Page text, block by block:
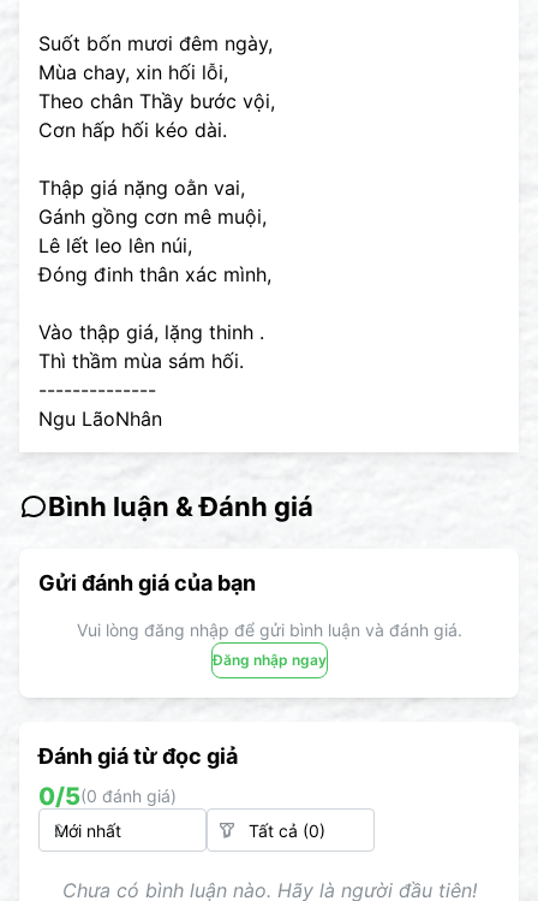
Suốt bốn mươi đêm ngày,
Mùa chay, xin hối lỗi,
Theo chân Thầy bước vội,
Cơn hấp hối kéo dài.
Thập giá nặng oằn vai,
Gánh gồng cơn mê muội,
Lê lết leo lên núi,
Đóng đinh thân xác mình,
Vào thập giá, lặng thinh .
Thì thầm mùa sám hối.
--------------
Ngu LãoNhân
Bình luận & Đánh giá
Gửi đánh giá của bạn
Vui lòng đăng nhập để gửi bình luận và đánh giá.
Đăng nhập ngay
Đánh giá từ đọc giả
0/5(0 đánh giá)
Chưa có bình luận nào. Hãy là người đầu tiên!